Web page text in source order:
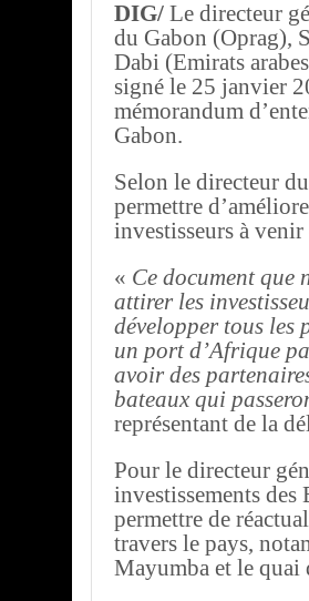
DIG/ Le directeur
du Gabon (Oprag),
Dabi (Emirats
signé le 25 janvier
mémorandum
Gabon.
Selon le directeur
permettre
investisseurs à
« Ce document que
attirer les
développer tous les
un port d’Afrique
avoir des
bateaux qui
représentant de la
Pour le directeur
investissements des
permettre de
travers le pays,
Mayumba et le quai